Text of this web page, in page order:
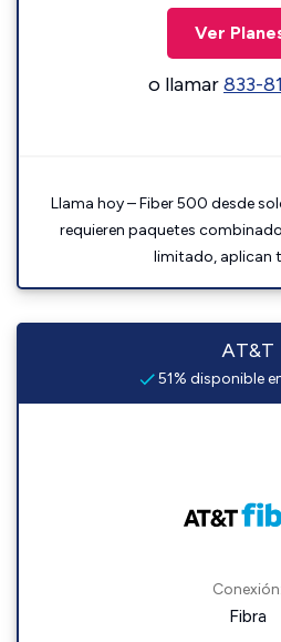
Ver
o llamar833-
Llama hoy – Fiber 500 desde
requieren paquetes
limitado, aplican
AT&T
51% disponible
Conexión:
Fibra